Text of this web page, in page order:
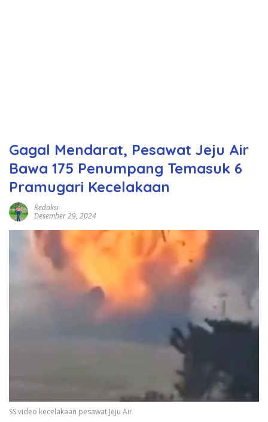
Gagal Mendarat, Pesawat Jeju Air
Bawa 175 Penumpang Temasuk 6
Pramugari Kecelakaan
Redaksi
Desember 29, 2024
SS video kecelakaan pesawat Jeju Air